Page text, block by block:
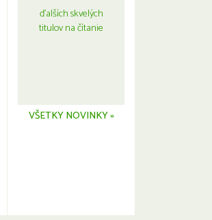
ďalších skvelých
titulov na čítanie
VŠETKY NOVINKY »